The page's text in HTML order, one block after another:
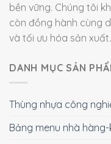
bền vững. Chúng tôi
còn đồng hành cùng
và tối ưu hóa sản xuất.
DANH MỤC SẢN
Thùng nhựa công
Bảng menu nhà